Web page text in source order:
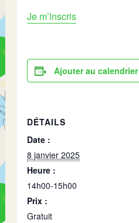
Je m’inscris
Ajouter au calendrier
DÉTAILS
Date :
8 janvier 2025
Heure :
14h00-15h00
Prix :
Gratuit